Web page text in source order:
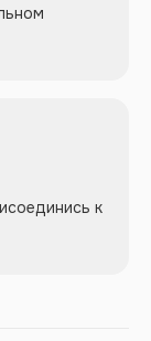
к